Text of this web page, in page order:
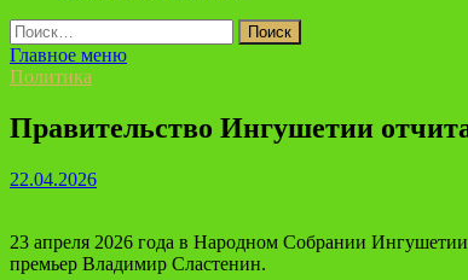
Найти:
Главное меню
Политика
Правительство Ингушетии
22.04.2026
23 апреля 2026 года в Народном Собрании
премьер Владимир Сластенин.